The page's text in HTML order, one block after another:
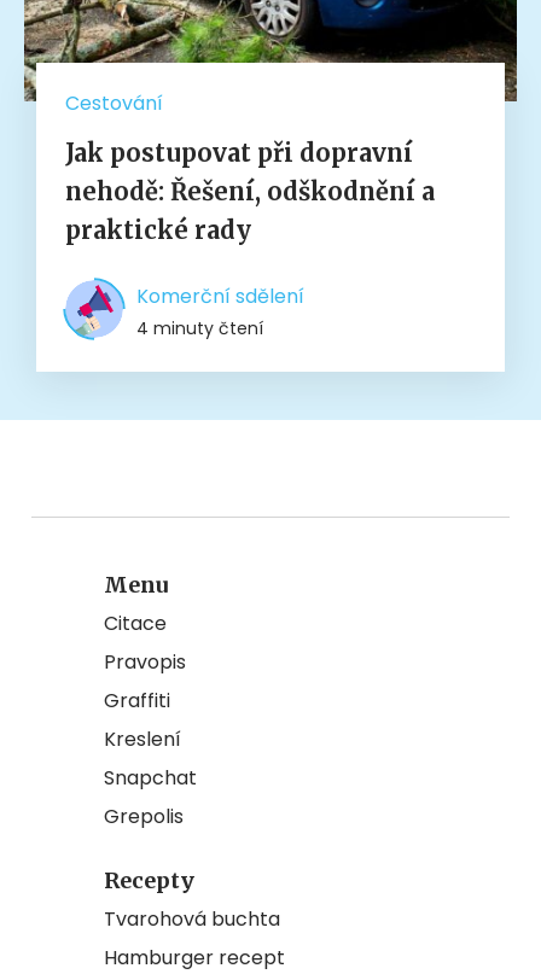
Cestování
Jak postupovat při dopravní
nehodě: Řešení, odškodnění a
praktické rady
Komerční sdělení
4 minuty čtení
Menu
Citace
Pravopis
Graffiti
Kreslení
Snapchat
Grepolis
Recepty
Tvarohová buchta
Hamburger recept